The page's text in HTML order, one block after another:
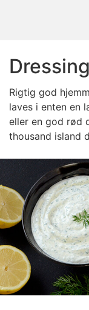
Rigtig god
laves i enten en
eller en god rød
thousand island